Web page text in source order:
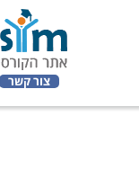
צור קשר